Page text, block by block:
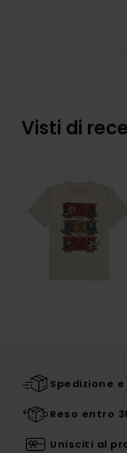
Visti di
Spedizione
Reso entro
Unisciti al